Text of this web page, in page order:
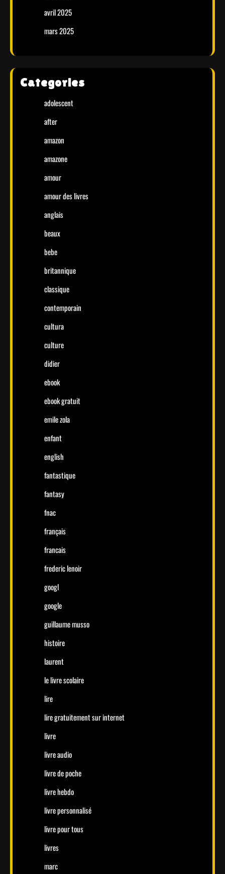
avril 2025
mars 2025
Categories
adolescent
after
amazon
amazone
amour
amour des livres
anglais
beaux
bebe
britannique
classique
contemporain
cultura
culture
didier
ebook
ebook gratuit
emile zola
enfant
english
fantastique
fantasy
fnac
français
francais
frederic lenoir
googl
google
guillaume musso
histoire
laurent
le livre scolaire
lire
lire gratuitement sur internet
livre
livre audio
livre de poche
livre hebdo
livre personnalisé
livre pour tous
livres
marc